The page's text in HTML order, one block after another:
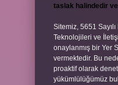
taslak halindedir
Sitemiz, 5651
Teknolojileri ve
onaylanmış bir Yer
vermektedir. Bu
proaktif olarak
yükümlülüğümüz